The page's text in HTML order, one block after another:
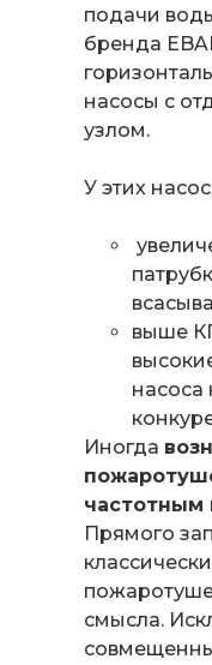
подачи
бренда
насосы с
узлом.
У этих
выше
Иногда
частотным
Прямого
смысла.